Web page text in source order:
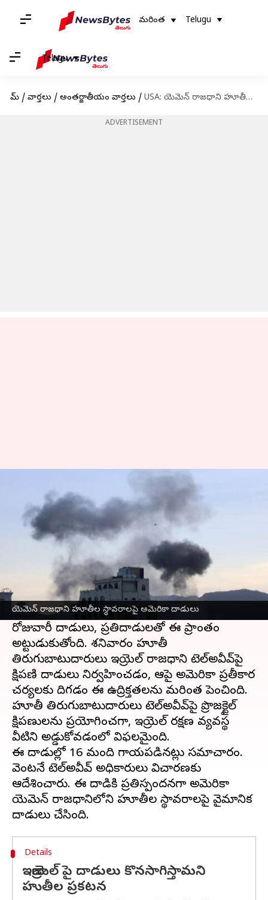
మరింత Telugu
Telugu
హోమ్ / వార్తలు / అంతర్జాతీయం వార్తలు / USA: యెమెన్‌ రాజధాని హూతీల స్థావరాలపై అమెరికా దాడులు
ADVERTISEMENT
యెమెన్‌ రాజధాని హూతీల స్థావరాలపై అమెరికా దాడులు
USA: యెమెన్‌ రాజధాని హూతీల
స్థావరాలపై అమెరికా దాడులు
వ్రాసిన వారు Jayachandra Akuri Dec 22, 2024 08:57 am
ఈ వార్తాకథనం ఏంటి
హమాస్‌మధ్య కొనసాగుతున్న పోరు
పశ్చిమాసియాలో పరిస్థితులను మరింత ఉద్రిక్తతంగా
మార్చాయి.
రోజువారీ దాడులు, ప్రతిదాడులతో ఈ ప్రాంతం
అట్టుడుకుతోంది. శనివారం హూతీ
తిరుగుబాటుదారులు ఇజ్రాయెల్‌ రాజధాని టెల్‌అవీవ్‌పై
క్షిపణి దాడులు నిర్వహించడం, ఆపై అమెరికా ప్రతీకార
చర్యలకు దిగడం ఈ ఉద్రిక్తతలను మరింత పెంచింది.
హూతీ తిరుగుబాటుదారులు టెల్‌అవీవ్‌పై ప్రొజక్టైల్‌
క్షిపణులను ప్రయోగించగా, ఇజ్రాయెల్‌ రక్షణ వ్యవస్థ
వీటిని అడ్డుకోవడంలో విఫలమైంది.
ఈ దాడుల్లో 16 మంది గాయపడినట్లు సమాచారం.
వెంటనే టెల్‌అవీవ్‌ అధికారులు విచారణకు
ఆదేశించారు. ఈ దాడికి ప్రతిస్పందనగా అమెరికా
యెమెన్‌ రాజధానిలోని హూతీల స్థావరాలపై వైమానిక
Details
ఇజ్రాయెల్ పై దాడులు కొనసాగిస్తామని
హుతీల ప్రకటన